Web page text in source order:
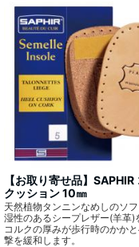
【お取り寄せ品】SAPHIR
クッション 10㎜
天然植物タンニンなめしのソ
湿性のあるシープレザー(羊革)
コルクの厚みが歩行時のかか
撃を緩和します。